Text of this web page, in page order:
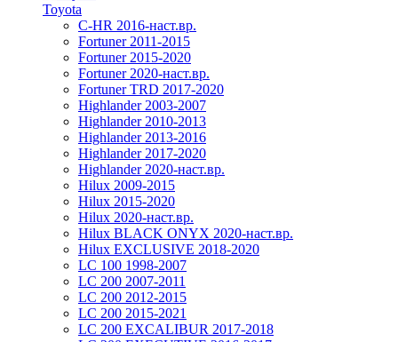
Toyota
C-HR 2016-наст.вр.
Fortuner 2011-2015
Fortuner 2015-2020
Fortuner 2020-наст.вр.
Fortuner TRD 2017-2020
Highlander 2003-2007
Highlander 2010-2013
Highlander 2013-2016
Highlander 2017-2020
Highlander 2020-наст.вр.
Hilux 2009-2015
Hilux 2015-2020
Hilux 2020-наст.вр.
Hilux BLACK ONYX 2020-наст.вр.
Hilux EXCLUSIVE 2018-2020
LC 100 1998-2007
LC 200 2007-2011
LC 200 2012-2015
LC 200 2015-2021
LC 200 EXCALIBUR 2017-2018